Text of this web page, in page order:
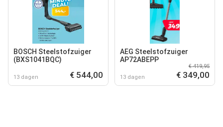
BOSCH Steelstofzuiger
(BXS1041BQC)
13 dagen € 544,00
AEG Steelstofzuiger
AP72ABEPP
13 dagen
€ 419,95
€ 349,00